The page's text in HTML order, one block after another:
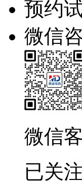
预约
微信
微信
已关注